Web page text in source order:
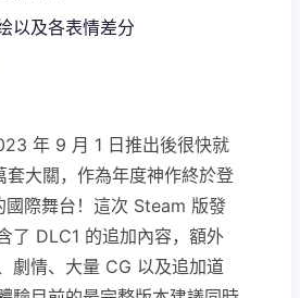
以及各表情差分
年 9 月 1 日推出後很快就
套大關，作為年度神作終於登
國際舞台！這次 Steam 版發
了 DLC1 的追加內容，額外
劇情、大量 CG 以及追加道